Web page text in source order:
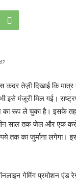
तेज़ी दिखाई कि मात्र
इसे मंजूरी मिल गई।
रूप ले चुका है। इसके
साल तक जेल और एक
तक का जुर्माना लगेगा।
गेमिंग प्रमोशन